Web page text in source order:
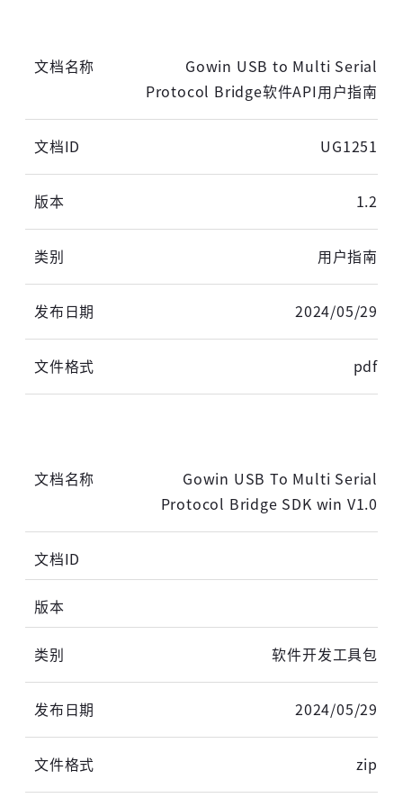
Gowin USB to Multi Serial
Protocol Bridge软件API用户指南
UG1251
1.2
用户指南
2024/05/29
pdf
Gowin USB To Multi Serial
Protocol Bridge SDK win V1.0
软件开发工具包
2024/05/29
zip